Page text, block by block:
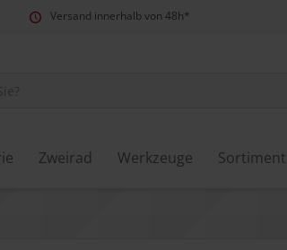
Versand innerhalb von 48h*
Zweirad Werkzeuge Sortiment